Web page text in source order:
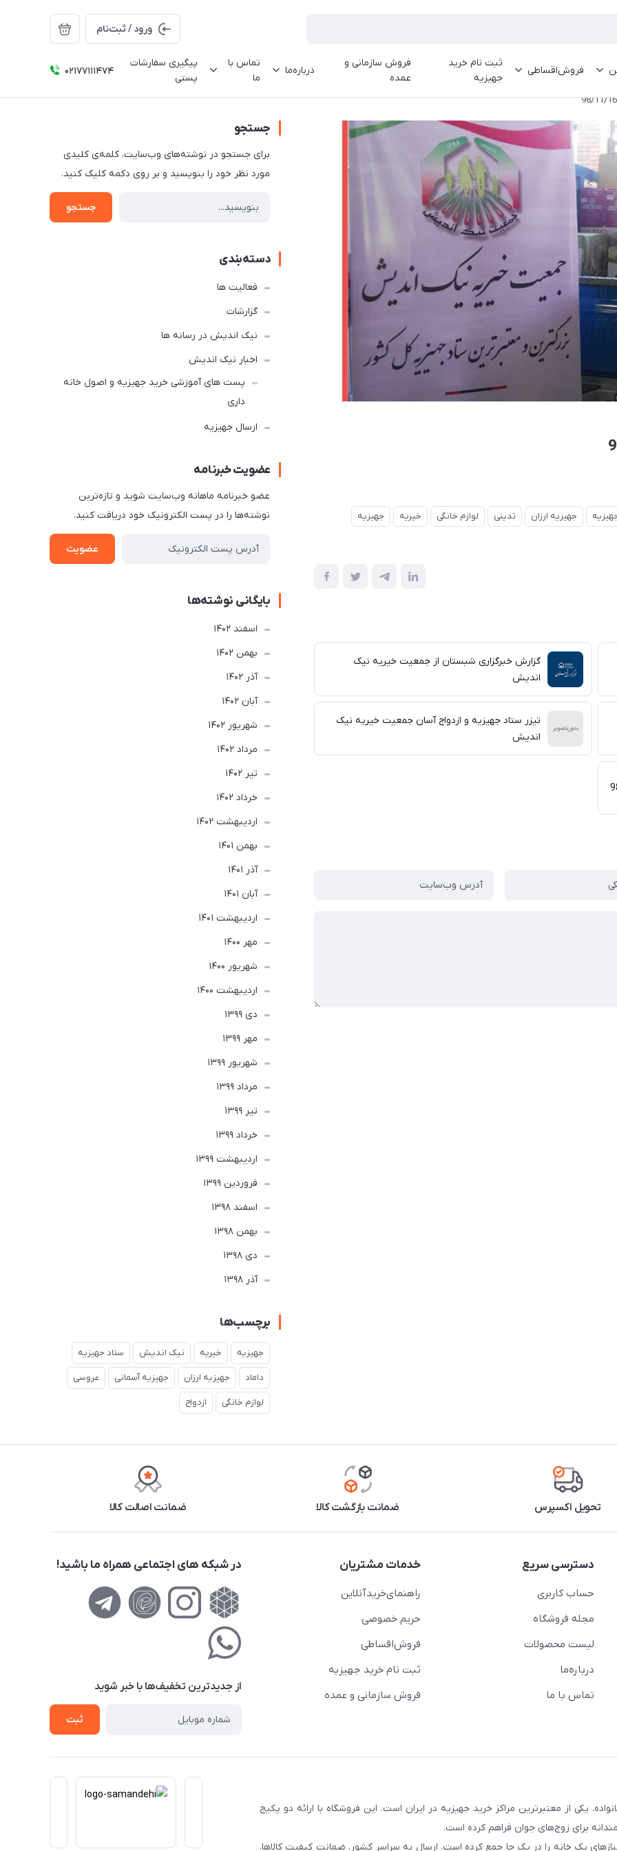
ورود / ثبت‌نام
فروش‌اقساطی
ثبت نام خرید
جهیزیه
فروش سازمانی و
عمده
درباره‌ما
تماس با
ما
پیگیری سفارشات
پستی
02177111474
جهیزیه ارزان تدینی لوازم خانگی خیریه
جهیزیه
گزارش خبرگزاری شبستان از جمعیت خیریه نیک
اندیش
تیزر ستاد جهیزیه و ازدواج آسان جمعیت خیریه نیک
اندیش
جستجو
برای جستجو در نوشته‌های وب‌سایت، کلمه‌ی کلیدی
مورد نظر خود را بنویسید و بر روی دکمه کلیک کنید.
جستجو
دسته‌بندی
فعالیت ها
گزارشات
نیک اندیش در رسانه ها
اخبار نیک اندیش
پست های آموزشی خرید جهیزیه و اصول خانه
داری
ارسال جهیزیه
عضویت خبرنامه
عضو خبرنامه ماهانه وب‌سایت شوید و تازه‌ترین
نوشته‌ها را در پست الکترونیک خود دریافت کنید.
عضویت
بایگانی نوشته‌ها
اسفند 1402
بهمن 1402
آذر 1402
آبان 1402
شهریور 1402
مرداد 1402
تير 1402
خرداد 1402
ارديبهشت 1402
بهمن 1401
آذر 1401
آبان 1401
ارديبهشت 1401
مهر 1400
شهریور 1400
ارديبهشت 1400
دی 1399
مهر 1399
شهریور 1399
مرداد 1399
تير 1399
خرداد 1399
ارديبهشت 1399
فروردین 1399
اسفند 1398
بهمن 1398
دی 1398
آذر 1398
برچسب‌ها
جهیزیه خیریه نیک اندیش ستاد جهیزیه
داماد جهیزیه ارزان جهیزیه آسمانی عروسی
لوازم خانگی ازدواج
تحویل اکسپرس ضمانت بازگشت کالا ضمانت اصالت کالا
دسترسی سریع
حساب کاربری
مجله فروشگاه
لیست محصولات
درباره‌ما
تماس با ما
خدمات مشتریان
راهنمای‌خرید‌آنلاین
حریم خصوصی
فروش‌اقساطی
ثبت نام خرید جهیزیه
فروش سازمانی و عمده
در شبکه های اجتماعی همراه ما باشید!
از جدید‌ترین تخفیف‌ها با‌ خبر شوید
ثبت
و اعتماد بیش از ۵۰ هزار خانواده، یکی از معتبرترین مراکز خرید جهیزیه در ایران است. این فروشگاه با ارائه دو پکیج
برای زوج‌های جوان فراهم کرده است.
یک خانه را در یک جا جمع کرده است. ارسال به سراسر کشور، ضمانت کیفیت کالاها،